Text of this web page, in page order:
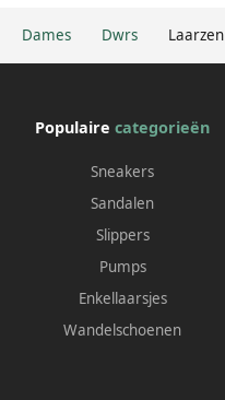
Dames Dwrs Laarzen
Populaire categorieën
Sneakers
Sandalen
Slippers
Pumps
Enkellaarsjes
Wandelschoenen